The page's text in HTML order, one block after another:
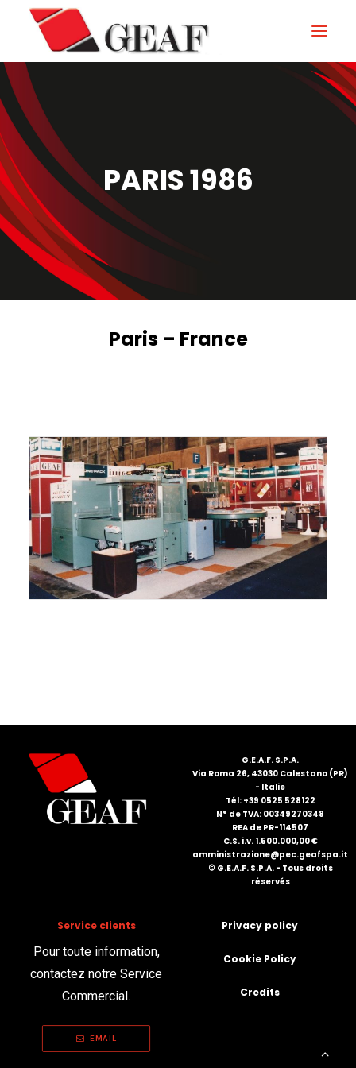
HOME
ENTERPRISE
KNOW-HOW
NOS SECTEURS
CONTACTEZ
NEWS ET ÉVÉNEMENTS
DOWNLOAD
ITALIANO
ENGLISH
PARIS 1986
Paris – France
G.E.A.F. S.P.A.
Via Roma 26, 43030 Calestano (PR)
- Italie
Tél: +39 0525 528122
N° de TVA: 00349270348
REA de PR-114507
C.S. i.v. 1.500.000,00 €
amministrazione@pec.geafspa.it
© G.E.A.F. S.P.A. - Tous droits
réservés
Service clients
Pour toute information,
contactez notre Service
Commercial.
EMAIL
Privacy policy
Cookie Policy
Credits